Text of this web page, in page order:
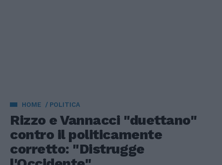
HOME POLITICA
Rizzo e Vannacci "duettano"
contro il politicamente
corretto: "Distrugge